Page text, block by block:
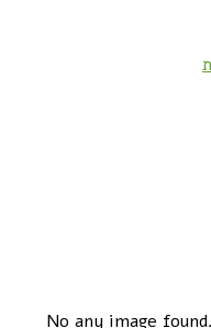
No any image